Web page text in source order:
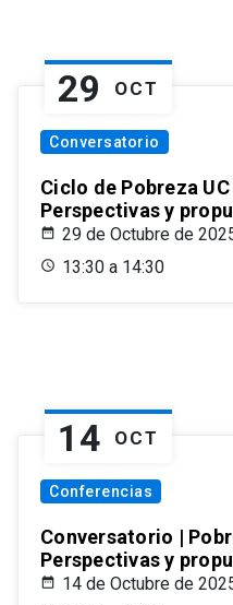
29 OCT
Conversatorio
Ciclo de Pobreza
Perspectivas y
29 de Octubre de
13:30 a 14:30
14 OCT
Conferencias
Conversatorio |
Perspectivas y
14 de Octubre de